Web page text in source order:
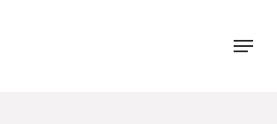
Menu